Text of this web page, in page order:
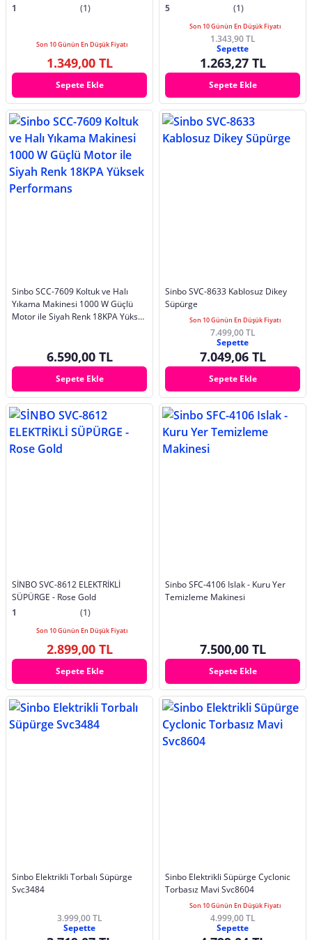
1
(1)
Son 10 Günün En Düşük Fiyatı
1.349,00 TL
Sepete Ekle
5
(1)
Son 10 Günün En Düşük Fiyatı
1.343,90 TL
Sepette
1.263,27 TL
Sepete Ekle
Sinbo SCC-7609 Koltuk ve Halı
Yıkama Makinesi 1000 W Güçlü
Motor ile Siyah Renk 18KPA Yüksek
6.590,00 TL
Sepete Ekle
Sinbo SVC-8633 Kablosuz Dikey
Süpürge
Son 10 Günün En Düşük Fiyatı
7.499,00 TL
Sepette
7.049,06 TL
Sepete Ekle
SİNBO SVC-8612 ELEKTRİKLİ
SÜPÜRGE - Rose Gold
1
(1)
Son 10 Günün En Düşük Fiyatı
2.899,00 TL
Sepete Ekle
Sinbo SFC-4106 Islak - Kuru Yer
Temizleme Makinesi
7.500,00 TL
Sepete Ekle
Sinbo Elektrikli Torbalı Süpürge
Svc3484
3.999,00 TL
Sepette
Sinbo Elektrikli Süpürge Cyclonic
Torbasız Mavi Svc8604
Son 10 Günün En Düşük Fiyatı
4.999,00 TL
Sepette